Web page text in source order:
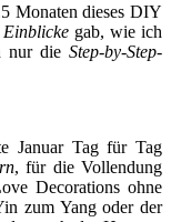
Monaten dieses DIY
Einblickegab, wie ich
nur die Step-by-Step-
Januar Tag für Tag
, für die Vollendung
Decorations ohne
zum Yang oder der